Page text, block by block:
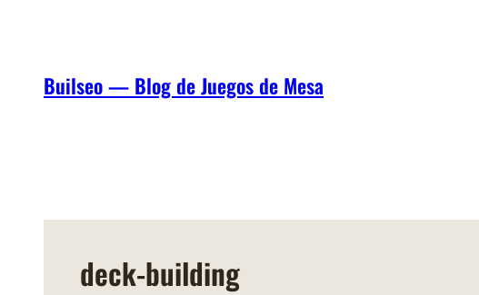
contenido
Builseo — Blog de Juegos de Mesa
deck-building